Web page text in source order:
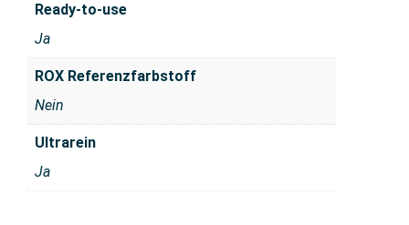
Ready-to-use
Ja
ROX Referenzfarbstoff
Nein
Ultrarein
Ja